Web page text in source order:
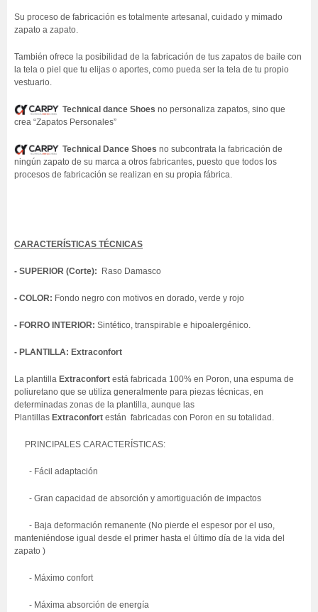
Su proceso de fabricación es totalmente artesanal, cuidado y mimado
zapato a zapato.
También ofrece la posibilidad de la fabricación de tus zapatos de baile con
la tela o piel que tu elijas o aportes, como pueda ser la tela de tu propio
vestuario.
Technical dance Shoes no personaliza zapatos, sino que
crea “Zapatos Personales”
Technical Dance Shoes no subcontrata la fabricación de
ningún zapato de su marca a otros fabricantes, puesto que todos los
procesos de fabricación se realizan en su propia fábrica.
CARACTERÍSTICAS TÉCNICAS
- SUPERIOR (Corte): Raso Damasco
- COLOR: Fondo negro con motivos en dorado, verde y rojo
- FORRO INTERIOR: Sintético, transpirable e hipoalergénico.
- PLANTILLA: Extraconfort
La plantilla Extraconfort está fabricada 100% en Poron, una espuma de
poliuretano que se utiliza generalmente para piezas técnicas, en
determinadas zonas de la plantilla, aunque las
Plantillas Extraconfort están fabricadas con Poron en su totalidad.
PRINCIPALES CARACTERÍSTICAS:
- Fácil adaptación
- Gran capacidad de absorción y amortiguación de impactos
- Baja deformación remanente (No pierde el espesor por el uso,
manteniéndose igual desde el primer hasta el último día de la vida del
zapato )
- Máximo confort
- Máxima absorción de energía